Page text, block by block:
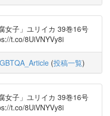
女子」ユリイカ 39巻16号
t.co/8UiVNYVy8i
(投稿一覧)
女子」ユリイカ 39巻16号
t.co/8UiVNYVy8i